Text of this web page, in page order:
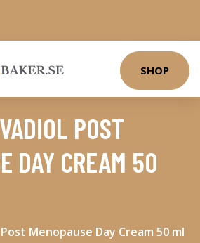
SHOP
POST
DAY CREAM 50
Menopause Day Cream 50 ml